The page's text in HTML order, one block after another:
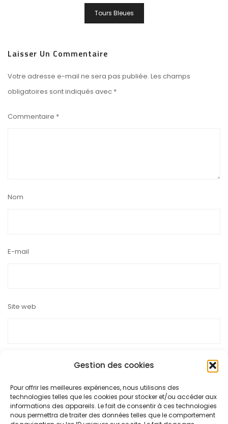
Gestion des cookies
Pour offrir les meilleures expériences, nous utilisons des
technologies telles que les cookies pour stocker et/ou accéder aux
informations des appareils. Le fait de consentir à ces technologies
nous permettra de traiter des données telles que le comportement
Tours Bleues
Laisser Un Commentaire
Votre adresse e-mail ne sera pas publiée. Les champs
obligatoires sont indiqués avec *
Commentaire *
Nom
E-mail
Site web
Ce site utilise Akismet pour réduire les indésirables.
plus sur la façon dont les données de vos commentaires sont
traitées.